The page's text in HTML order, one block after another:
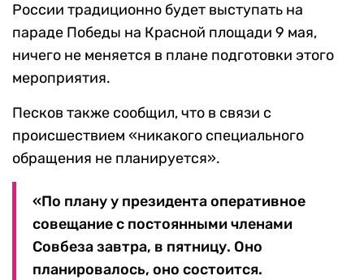
России традиционно будет выступать на
параде Победы на Красной площади 9 мая,
ничего не меняется в плане подготовки этого
мероприятия.
Песков также сообщил, что в связи с
происшествием «никакого специального
обращения не планируется».
«По плану у президента оперативное
совещание с постоянными членами
Совбеза завтра, в пятницу. Оно
планировалось, оно состоится.